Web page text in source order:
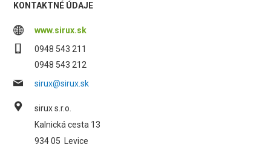
KONTAKTNÉ ÚDAJE
www.sirux.sk
0948 543 211
0948 543 212
sirux@sirux.sk
sirux s.r.o.
Kalnická cesta 13
934 05
Levice